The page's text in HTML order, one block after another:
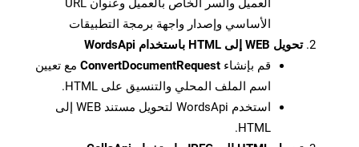
العميل والسر الخاص بالعميل وعنوان URL
الأساسي وإصدار واجهة برمجة التطبيقات
تحويل WEB إلى HTML باستخدام WordsApi
قم بإنشاء ConvertDocumentRequest مع تعيين
اسم الملف المحلي والتنسيق على HTML.
استخدم WordsApi لتحويل مستند WEB إلى
HTML.